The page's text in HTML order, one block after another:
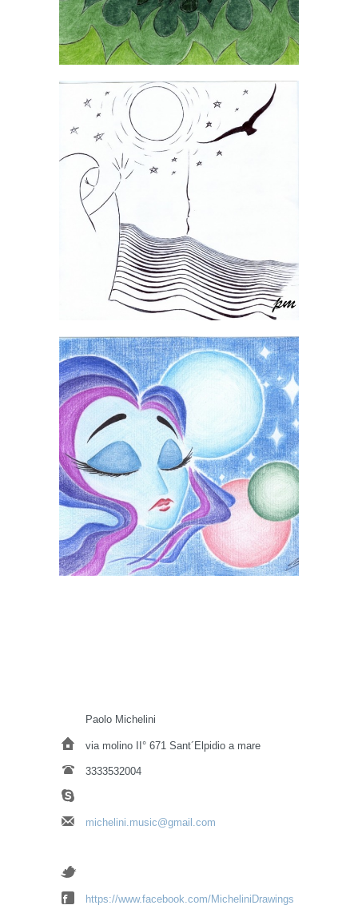
Paolo Michelini
via molino II° 671 Sant´Elpidio a mare
3333532004
michelini.music@gmail.com
https://www.facebook.com/MicheliniDrawings